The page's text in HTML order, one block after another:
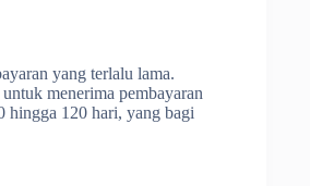
yang terlalu lama.
menerima pembayaran
hingga 120 hari, yang bagi